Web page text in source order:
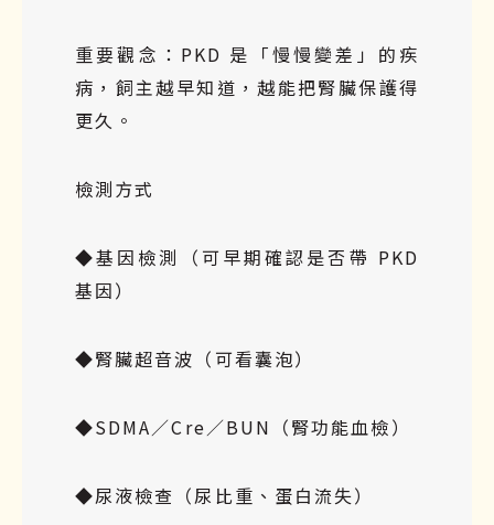
重要觀念：PKD 是「慢慢變差」的疾
病，飼主越早知道，越能把腎臟保護得
更久。
檢測方式
◆基因檢測（可早期確認是否帶 PKD
基因）
◆腎臟超音波（可看囊泡）
◆SDMA／Cre／BUN（腎功能血檢）
◆尿液檢查（尿比重、蛋白流失）